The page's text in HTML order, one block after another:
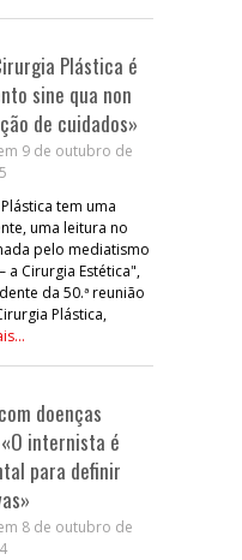
Plástica é
sine qua non
de cuidados»
9 de outubro de
tem uma
uma leitura no
pelo mediatismo
a Cirurgia Estética",
da 50.ª reunião
Plástica,
doenças
internista é
para definir
8 de outubro de